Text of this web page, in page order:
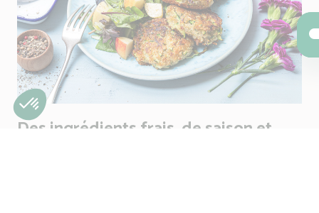
Des ingrédients frais, de saison et